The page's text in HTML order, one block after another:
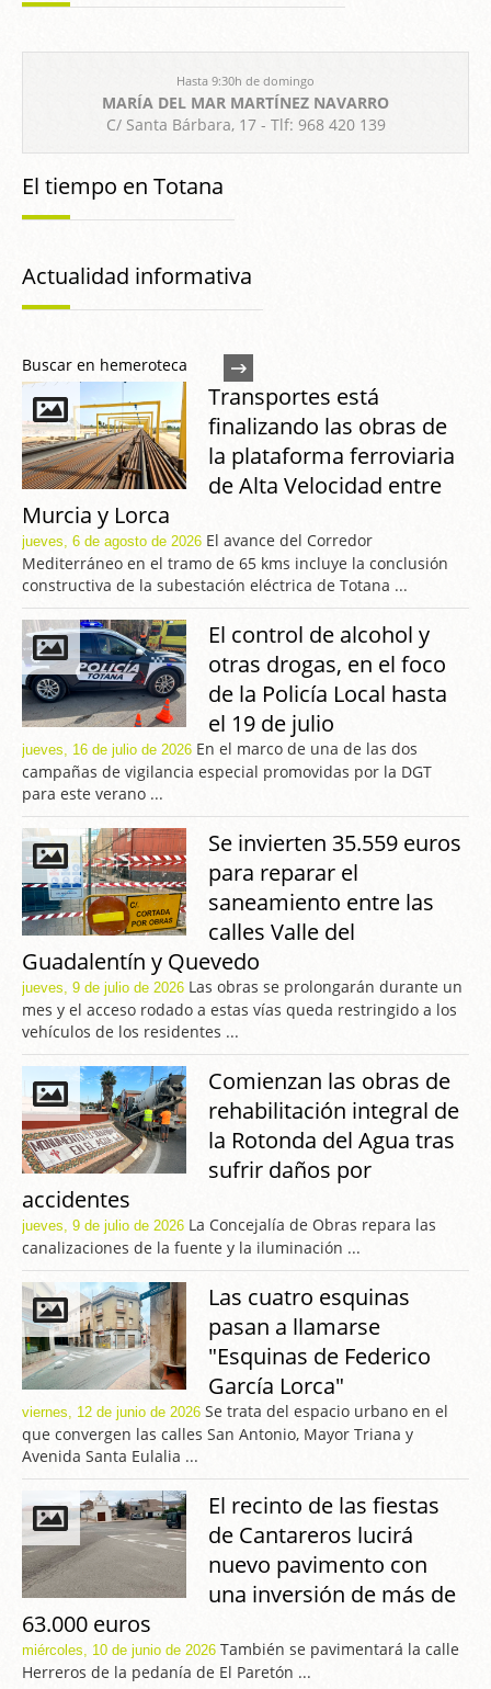
Actualidad informativa
Buscar en hemeroteca
Transportes está
finalizando las obras de
la plataforma ferroviaria
de Alta Velocidad entre
Murcia y Lorca
jueves, 6 de agosto de 2026 El avance del Corredor
Mediterráneo en el tramo de 65 kms incluye la conclusión
constructiva de la subestación eléctrica de Totana ...
El control de alcohol y
otras drogas, en el foco
de la Policía Local hasta
el 19 de julio
jueves, 16 de julio de 2026 En el marco de una de las dos
campañas de vigilancia especial promovidas por la DGT
para este verano ...
Se invierten 35.559 euros
para reparar el
saneamiento entre las
calles Valle del
Guadalentín y Quevedo
jueves, 9 de julio de 2026 Las obras se prolongarán durante un
mes y el acceso rodado a estas vías queda restringido a los
vehículos de los residentes ...
Comienzan las obras de
rehabilitación integral de
la Rotonda del Agua tras
sufrir daños por
accidentes
jueves, 9 de julio de 2026 La Concejalía de Obras repara las
canalizaciones de la fuente y la iluminación ...
Las cuatro esquinas
pasan a llamarse
"Esquinas de Federico
García Lorca"
viernes, 12 de junio de 2026 Se trata del espacio urbano en el
que convergen las calles San Antonio, Mayor Triana y
Avenida Santa Eulalia ...
El recinto de las fiestas
de Cantareros lucirá
nuevo pavimento con
una inversión de más de
63.000 euros
miércoles, 10 de junio de 2026 También se pavimentará la calle
Herreros de la pedanía de El Paretón ...
Hasta 9:30h de domingo
MARÍA DEL MAR MARTÍNEZ NAVARRO
C/ Santa Bárbara, 17 - Tlf: 968 420 139
El tiempo en Totana